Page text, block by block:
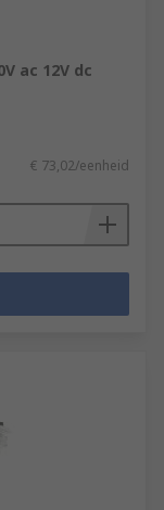
ac 12V dc
€ 73,02/eenheid